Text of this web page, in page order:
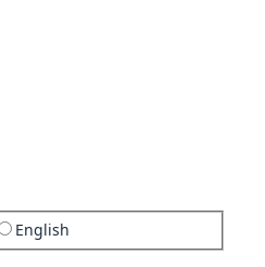
English